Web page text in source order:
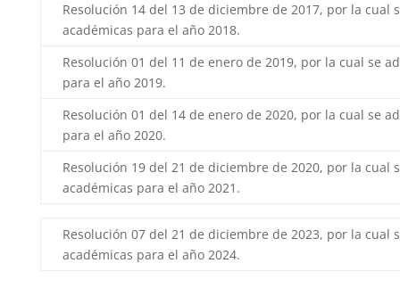
Resolución 14 del 13 de diciembre de 2017, por la cual
académicas para el año 2018.
Resolución 01 del 11 de enero de 2019, por la cual se
para el año 2019.
Resolución 01 del 14 de enero de 2020, por la cual se
para el año 2020.
Resolución 19 del 21 de diciembre de 2020, por la cual
académicas para el año 2021.
Resolución 07 del 21 de diciembre de 2023, por la cual
académicas para el año 2024.